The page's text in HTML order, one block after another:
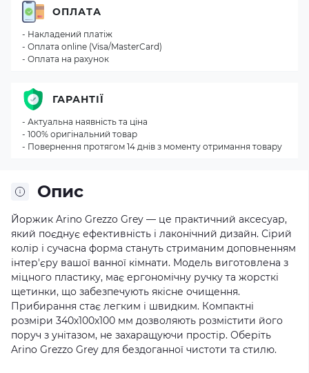
Опис
Йоржик Arino Grezzo Grey — це практичний аксесуар,
який поєднує ефективність і лаконічний дизайн. Сірий
колір і сучасна форма стануть стриманим доповненням
інтер'єру вашої ванної кімнати. Модель виготовлена з
міцного пластику, має ергономічну ручку та жорсткі
щетинки, що забезпечують якісне очищення.
Прибирання стає легким і швидким. Компактні
розміри 340х100х100 мм дозволяють розмістити його
поруч з унітазом, не захаращуючи простір. Оберіть
Arino Grezzo Grey для бездоганної чистоти та стилю.
ОПЛАТА
- Накладений платіж
- Оплата online (Visa/MasterCard)
- Оплата на рахунок
ГАРАНТІЇ
- Актуальна наявність та ціна
- 100% оригінальний товар
- Повернення протягом 14 днів з моменту отримання товару